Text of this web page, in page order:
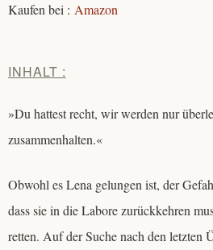
Kaufen bei : Amazon
INHALT :
»Du hattest recht, wir werden nur
zusammenhalten.«
Obwohl es Lena gelungen ist, der
dass sie in die Labore zurückkehren
retten. Auf der Suche nach den letzten